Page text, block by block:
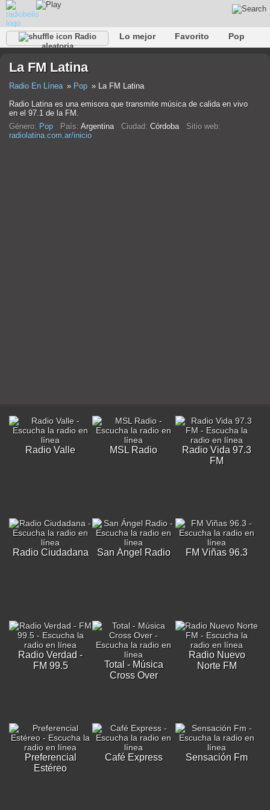
Radio
aleatoria
Lo mejor Favorito
Pop
Rap
Trans Falk
La FM Latina
Radio En Línea Pop
La FM Latina
Radio Latina es una emisora que transmite música de calida en vivo
en el 97.1 de la FM.
Género: Pop País: Argentina Ciudad: Córdoba Sitio web:
radiolatina.com.ar/inicio
Radio Valle MSL Radio
Radio Vida 97.3
FM
Radio Ciudadana San Ángel Radio FM Viñas 96.3
Radio Verdad -
FM 99.5
Total - Música
Cross Over
Radio Nuevo
Norte FM
Preferencial
Estéreo
Café Express Sensación Fm